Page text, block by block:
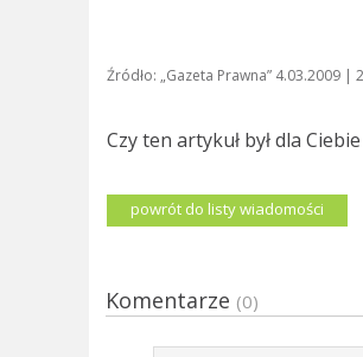
Źródło: „Gazeta Prawna” 4.03.2009 |
Czy ten artykuł był dla
powrót do listy wiadomości
Komentarze (0)